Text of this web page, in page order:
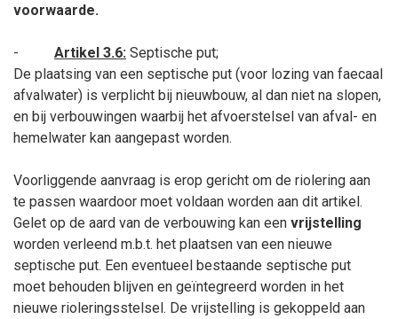
voorwaarde.
- Artikel 3.6: Septische put;
De plaatsing van een septische put (voor lozing van faecaal
afvalwater) is verplicht bij nieuwbouw, al dan niet na slopen,
en bij verbouwingen waarbij het afvoerstelsel van afval- en
hemelwater kan aangepast worden.
Voorliggende aanvraag is erop gericht om de riolering aan
te passen waardoor moet voldaan worden aan dit artikel.
Gelet op de aard van de verbouwing kan een vrijstelling
worden verleend m.b.t. het plaatsen van een nieuwe
septische put. Een eventueel bestaande septische put
moet behouden blijven en geïntegreerd worden in het
nieuwe rioleringsstelsel. De vrijstelling is gekoppeld aan